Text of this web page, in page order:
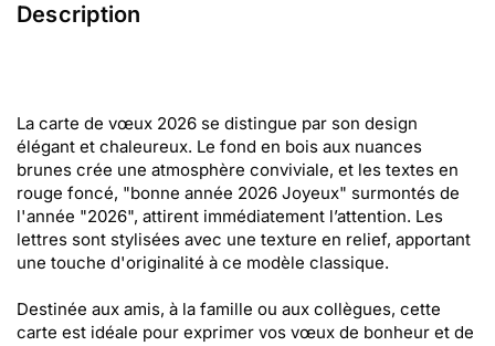
Description
La carte de vœux 2026 se distingue par son design
élégant et chaleureux. Le fond en bois aux nuances
brunes crée une atmosphère conviviale, et les textes en
rouge foncé, "bonne année 2026 Joyeux" surmontés de
l'année "2026", attirent immédiatement l’attention. Les
lettres sont stylisées avec une texture en relief, apportant
une touche d'originalité à ce modèle classique.
Destinée aux amis, à la famille ou aux collègues, cette
carte est idéale pour exprimer vos vœux de bonheur et de